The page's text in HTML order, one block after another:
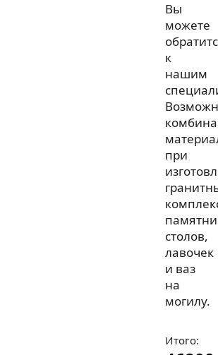
Вы
можете
к
нашим
при
столов,
лавочек
и ваз
на
могилу.
Итого: